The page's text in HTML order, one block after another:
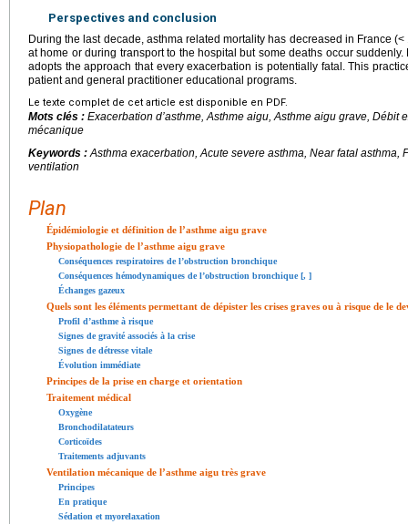
Perspectives and conclusion
During the last decade, asthma related mortality has decreased in France (<
at home or during transport to the hospital but some deaths occur
adopts the approach that every exacerbation is potentially fatal. This
patient and general practitioner educational programs.
Le texte complet de cet article est disponible en PDF.
Mots clés : Exacerbation d’asthme, Asthme aigu, Asthme aigu grave, Débit
mécanique
Keywords : Asthma exacerbation, Acute severe asthma, Near fatal asthma,
ventilation
Plan
Épidémiologie et définition de l’asthme aigu grave
Physiopathologie de l’asthme aigu grave
Conséquences respiratoires de l’obstruction bronchique
Conséquences hémodynamiques de l’obstruction bronchique [, ]
Échanges gazeux
Quels sont les éléments permettant de dépister les crises graves ou à risque de le
Profil d’asthme à risque
Signes de gravité associés à la crise
Signes de détresse vitale
Évolution immédiate
Principes de la prise en charge et orientation
Traitement médical
Oxygène
Bronchodilatateurs
Corticoïdes
Traitements adjuvants
Ventilation mécanique de l’asthme aigu très grave
Principes
En pratique
Sédation et myorelaxation